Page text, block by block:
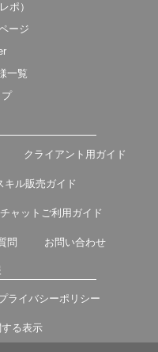
ポ）
ージ
一覧
クライアント用ガイド
キル販売ガイド
チャットご利用ガイド
問 お問い合わせ
ライバシーポリシー
る表示